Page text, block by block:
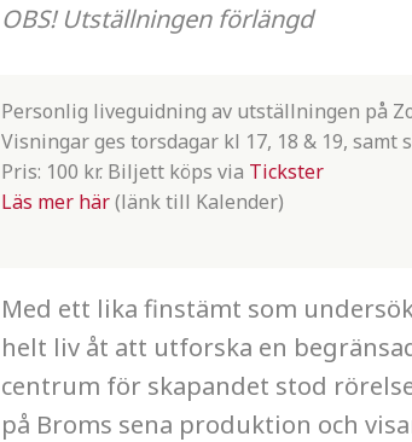
OBS! Utställningen förlängd
Personlig liveguidning av utställningen på
Visningar ges torsdagar kl 17, 18 & 19, samt
Pris: 100 kr. Biljett köps via Tickster
Läs mer här(länk till Kalender)
Med ett lika finstämt som
helt liv åt att utforska en
centrum för skapandet stod
på Broms sena produktion och